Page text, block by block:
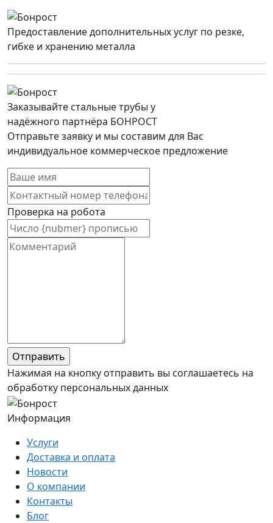
Предоставление дополнительных услуг по резке,
гибке и хранению металла
Заказывайте стальные трубы у
надёжного партнёра БОНРОСТ
Отправьте заявку и мы составим для Вас
индивидуальное коммерческое предложение
Проверка на робота
Нажимая на кнопку отправить вы соглашаетесь на
обработку персональных данных
Информация
Услуги
Доставка и оплата
Новости
О компании
Контакты
Блог